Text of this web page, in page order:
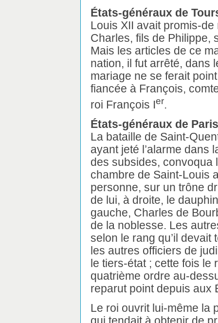
États-généraux de
Louis XII avait promis-
Charles, fils de Philippe,
Mais les articles de ce
nation, il fut arrêté, dans
mariage ne se ferait
fiancée à François,
roi François Ier.
États-généraux de
La bataille de Saint-
ayant jeté l’alarme dans
des subsides, convoqua
chambre de Saint-Louis
personne, sur un trône
de lui, à droite, le
gauche, Charles de
de la noblesse. Les
selon le rang qu’il devait
les autres officiers de
le tiers-état ; cette fois le
quatrième ordre au-
reparut point depuis aux
Le roi ouvrit lui-même la
qui tendait à obtenir de